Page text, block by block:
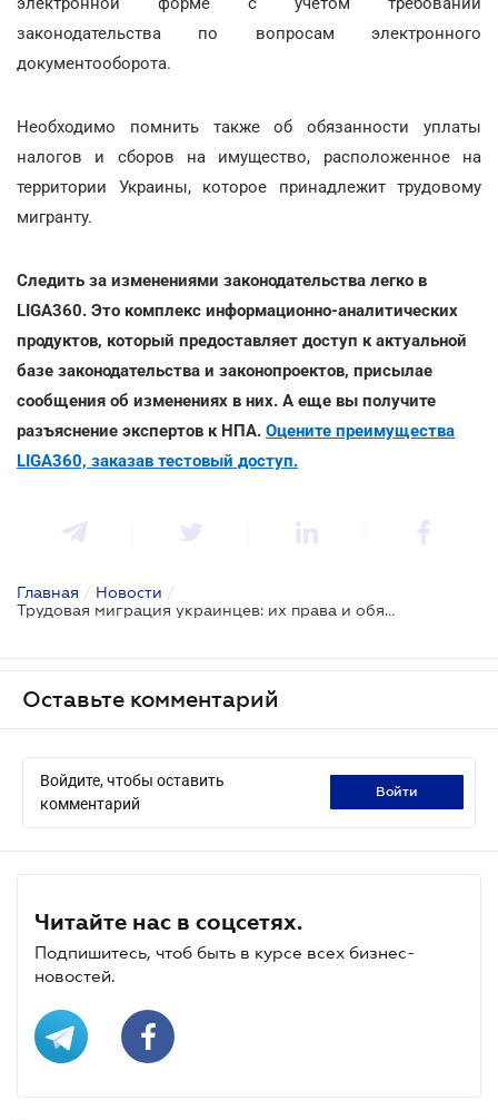
законодательства по вопросам электронного
документооборота.
Необходимо помнить также об обязанности уплаты
налогов и сборов на имущество, расположенное на
территории Украины, которое принадлежит трудовому
мигранту.
Следить за изменениями законодательства легко в
LIGA360. Это комплекс информационно-аналитических
продуктов, который предоставляет доступ к актуальной
базе законодательства и законопроектов, присылае
сообщения об изменениях в них. А еще вы получите
разъяснение экспертов к НПА. Оцените преимущества
LIGA360, заказав тестовый доступ.
Главная / Новости /
Трудовая миграция украинцев: их права и обязанности
Оставьте комментарий
Войдите, чтобы оставить
комментарий
войти
Читайте нас в соцсетях.
Подпишитесь, чтоб быть в курсе всех бизнес-
новостей.